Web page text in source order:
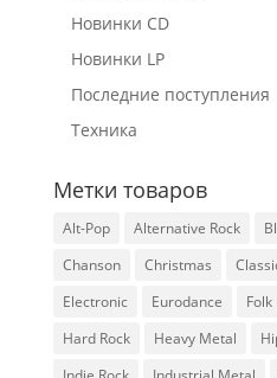
Новинки CD
Новинки LP
Последние поступления
Техника
Метки товаров
Alt-Pop Alternative Rock
Chanson
Christmas
Electronic
Eurodance Folk
Hard Rock
Heavy Metal